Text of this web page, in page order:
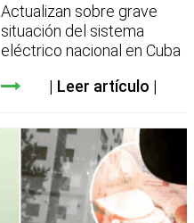
Actualizan sobre grave
situación del sistema
eléctrico nacional en Cuba
Leer artículo